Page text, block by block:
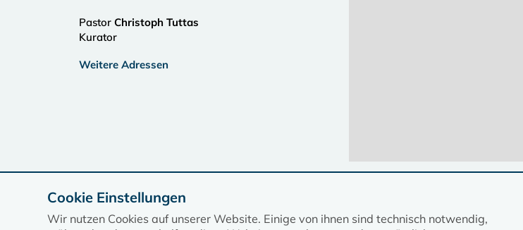
Pastor Christoph Tuttas
Kurator
Weitere Adressen
Diese Seite gehört zum Portal
Cookie Einstellungen
Wir nutzen Cookies auf unserer Website. Einige von ihnen sind technisch notwendig,